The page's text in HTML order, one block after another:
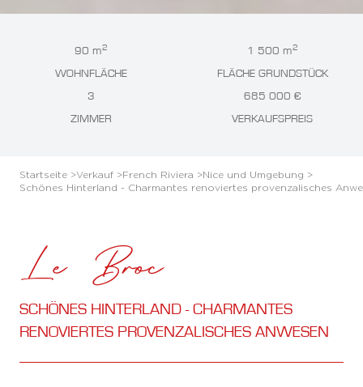
90 m2
WOHNFLÄCHE
1 500 m2
FLÄCHE GRUNDSTÜCK
3
ZIMMER
685 000 €
VERKAUFSPREIS
Startseite >Verkauf >French Riviera >Nice und Umgebung >
Schönes Hinterland - Charmantes renoviertes provenzalisches
Le Broc
SCHÖNES HINTERLAND - CHARMANTES
RENOVIERTES PROVENZALISCHES ANWESEN